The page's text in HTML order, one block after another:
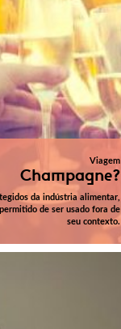
Viagem
Champagne?
da indústria alimentar,
de ser usado fora de
seu contexto.